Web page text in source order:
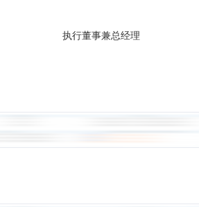
执行董事兼总经理